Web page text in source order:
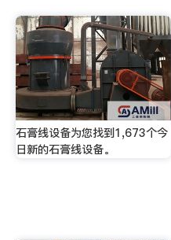
石膏线设备为您找到1,673个今
日新的石膏线设备。